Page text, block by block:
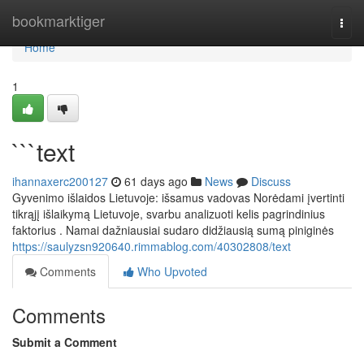
bookmarktiger
Home
Home
1
```text
ihannaxerc200127 61 days ago News
Discuss
Gyvenimo išlaidos Lietuvoje: išsamus vadovas Norėdami įvertinti
tikrąjį išlaikymą Lietuvoje, svarbu analizuoti kelis pagrindinius
faktorius . Namai dažniausiai sudaro didžiausią sumą piniginės
https://saulyzsn920640.rimmablog.com/40302808/text
Comments
Who Upvoted
Comments
Submit a Comment